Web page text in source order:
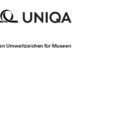
Umweltzeichen für Museen